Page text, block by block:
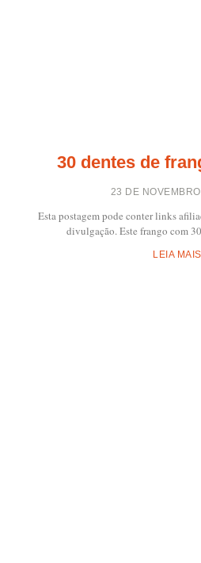
30 dentes de
23 DE
Esta postagem pode conter links
divulgação. Este frango com
LEIA MAIS